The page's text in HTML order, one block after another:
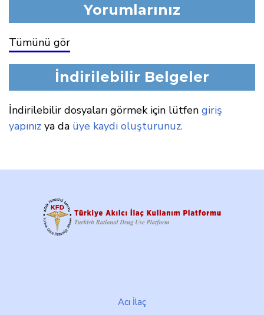
Yorumlarınız
Tümünü gör
İndirilebilir Belgeler
İndirilebilir dosyaları görmek için lütfen giriş
yapınız ya da üye kaydı oluşturunuz.
Acı İlaç